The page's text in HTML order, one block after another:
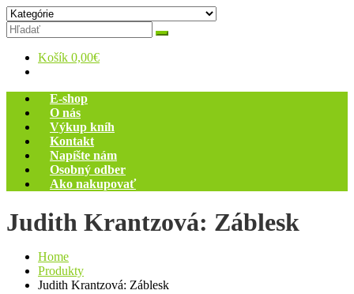
Skip
to
content
Zelený dom
Antikvariát
Košík 0,00€
E-shop
O nás
Výkup kníh
Kontakt
Napíšte nám
Osobný odber
Ako nakupovať
Judith Krantzová: Záblesk
Home
Produkty
Judith Krantzová: Záblesk